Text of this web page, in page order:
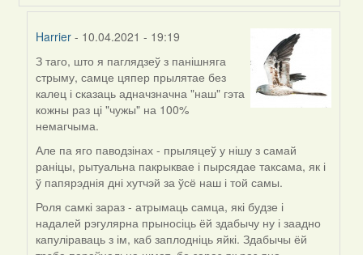
Harrier - 10.04.2021 - 19:19
In
reply
to
by
ZNR
З таго, што я паглядзеў з панішняга
стрыму, самце цяпер прылятае без
калец і сказаць адначзначна "наш" гэта
кожны раз ці "чужы" на 100%
немагчыма.
Але па яго паводзінах - прыляцеў у нішу з самай
раніцы, рытуальна пакрыквае і пырсядае таксама, як і
ў папярэднія дні хутчэй за ўсё наш і той самы.
Роля самкі зараз - атрымаць самца, які будзе і
надалей рэгулярна прыносіць ёй здабычу ну і заадно
капуліраваць з ім, каб заплодніць яйкі. Здабычы ёй